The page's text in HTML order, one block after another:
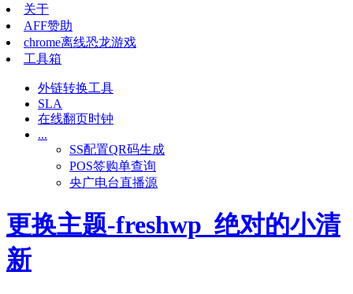
关于
AFF赞助
chrome离线恐龙游戏
工具箱
外链转换工具
SLA
在线翻页时钟
...
SS配置QR码生成
POS签购单查询
央广电台直播源
更换主题-freshwp_绝对的小清
新